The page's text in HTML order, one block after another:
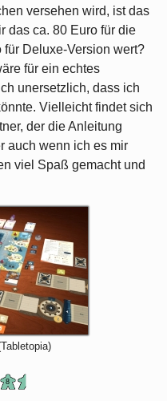
versehen wird, ist das
das ca. 80 Euro für die
Deluxe-Version wert?
für ein echtes
unersetzlich, dass ich
Vielleicht findet sich
der die Anleitung
auch wenn ich es mir
viel Spaß gemacht und